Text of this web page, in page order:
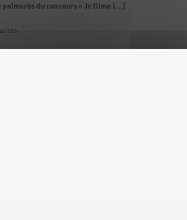
palmarès du concours « Je filme […]